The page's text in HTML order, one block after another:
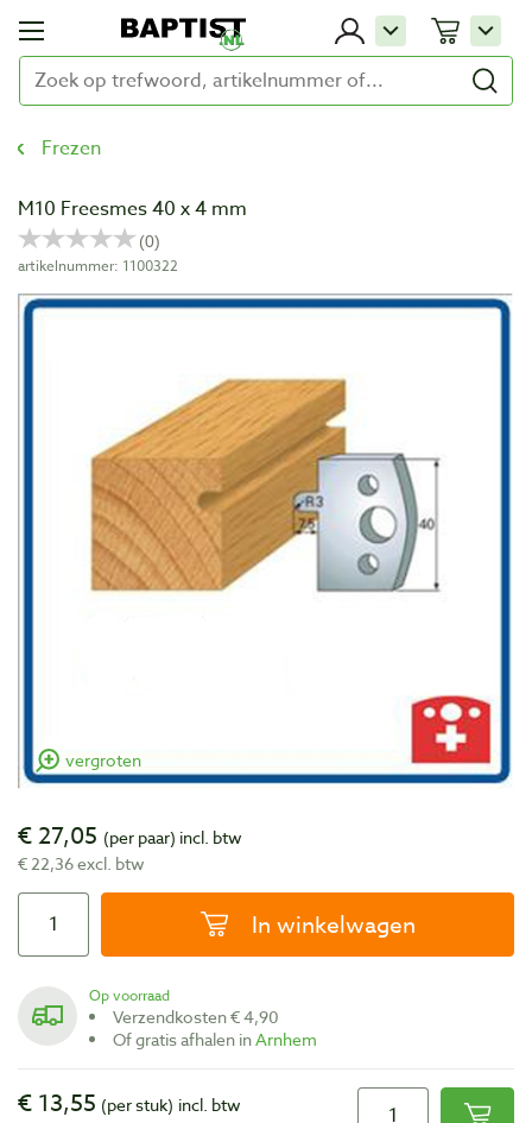
Frezen
M10 Freesmes 40 x 4 mm
artikelnummer: 1100322
vergroten
€ 27,05 (per paar) incl. btw
€ 22,36 excl. btw
In winkelwagen
Op voorraad
Verzendkosten € 4,90
Of gratis afhalen inArnhem
€ 13,55 (per stuk) incl. btw